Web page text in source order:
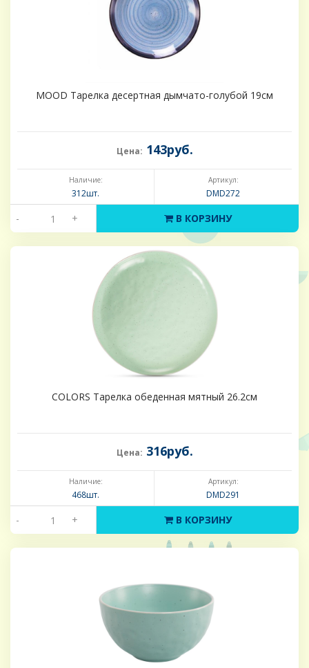
MOOD Тарелка десертная дымчато-голубой 19см
Цена: 143руб.
Наличие:
312шт.
Артикул:
DMD272
- + В КОРЗИНУ
COLORS Тарелка обеденная мятный 26.2см
Цена: 316руб.
Наличие:
468шт.
Артикул:
DMD291
- + В КОРЗИНУ